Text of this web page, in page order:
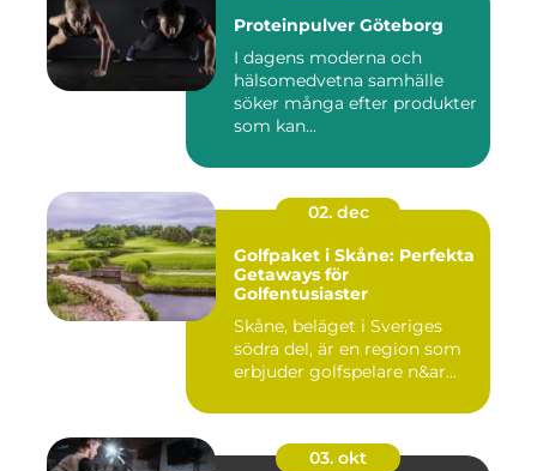
Proteinpulver Göteborg
I dagens moderna och
hälsomedvetna samhälle
söker många efter produkter
som kan...
02. dec
Golfpaket i Skåne: Perfekta
Getaways för
Golfentusiaster
Skåne, beläget i Sveriges
södra del, är en region som
erbjuder golfspelare n&ar...
03. okt